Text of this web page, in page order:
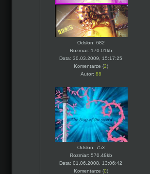
Odsłon: 682
Rozmiar: 170.01kb
Data: 30.03.2009, 15:17:25
Komentarze (2)
Autor: 88
Odsłon: 753
Rozmiar: 570.48kb
Data: 01.06.2008, 13:06:42
Komentarze (0)